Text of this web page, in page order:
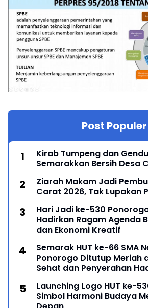
Post Populer
Kirab Tumpeng dan
Semarakkan Bersih Desa
Ziarah Makam Jadi
Carat 2026, Tak Lupakan
Hari Jadi ke-530
Hadirkan Ragam Agenda
dan Ekonomi Kreatif
Semarak HUT ke-66 SMA
Ponorogo Ditutup Meriah
Sehat dan Penyerahan
Launching Logo HUT ke-
Simbol Harmoni Budaya